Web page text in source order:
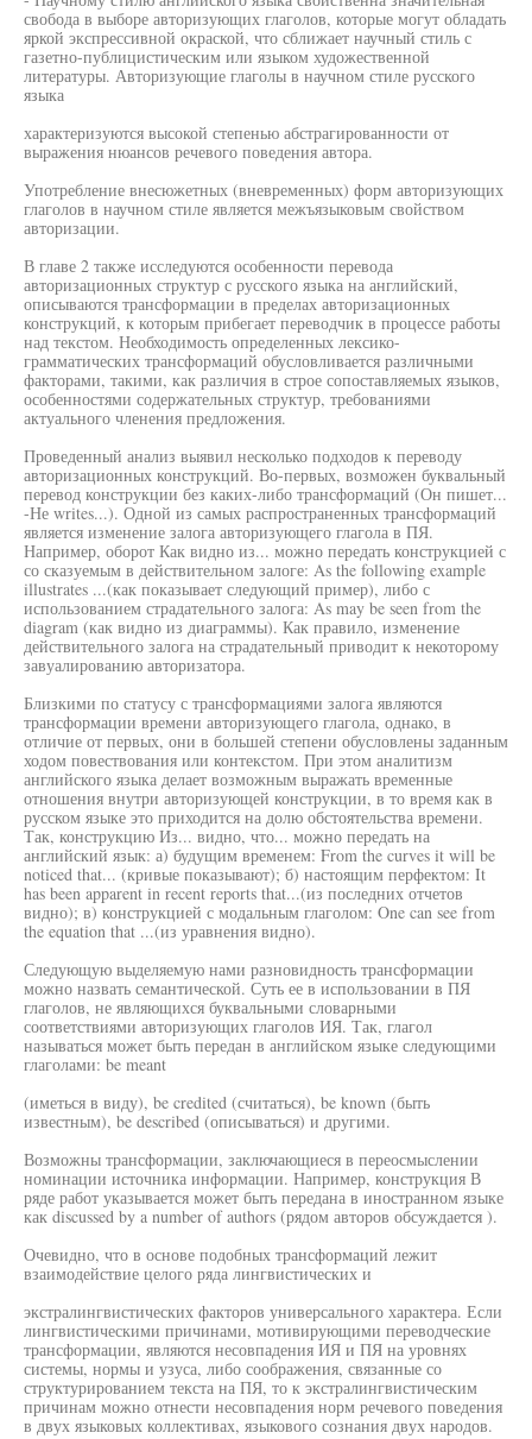
свобода в выборе авторизующих глаголов, которые могут обладать
яркой экспрессивной окраской, что сближает научный стиль с
газетно-публицистическим или языком художественной
литературы. Авторизующие глаголы в научном стиле русского
языка
характеризуются высокой степенью абстрагированности от
выражения нюансов речевого поведения автора.
Употребление внесюжетных (вневременных) форм авторизующих
глаголов в научном стиле является межъязыковым свойством
авторизации.
В главе 2 также исследуются особенности перевода
авторизационных структур с русского языка на английский,
описываются трансформации в пределах авторизационных
конструкций, к которым прибегает переводчик в процессе работы
над текстом. Необходимость определенных лексико-
грамматических трансформаций обусловливается различными
факторами, такими, как различия в строе сопоставляемых языков,
особенностями содержательных структур, требованиями
актуального членения предложения.
Проведенный анализ выявил несколько подходов к переводу
авторизационных конструкций. Во-первых, возможен буквальный
перевод конструкции без каких-либо трансформаций (Он пишет...
-Не writes...). Одной из самых распространенных трансформаций
является изменение залога авторизующего глагола в ПЯ.
Например, оборот Как видно из... можно передать конструкцией с
со сказуемым в действительном залоге: As the following example
illustrates ...(как показывает следующий пример), либо с
использованием страдательного залога: As may be seen from the
diagram (как видно из диаграммы). Как правило, изменение
действительного залога на страдательный приводит к некоторому
завуалированию авторизатора.
Близкими по статусу с трансформациями залога являются
трансформации времени авторизующего глагола, однако, в
отличие от первых, они в большей степени обусловлены заданным
ходом повествования или контекстом. При этом аналитизм
английского языка делает возможным выражать временные
отношения внутри авторизующей конструкции, в то время как в
русском языке это приходится на долю обстоятельства времени.
Так, конструкцию Из... видно, что... можно передать на
английский язык: а) будущим временем: From the curves it will be
noticed that... (кривые показывают); б) настоящим перфектом: It
has been apparent in recent reports that...(из последних отчетов
видно); в) конструкцией с модальным глаголом: One can see from
the equation that ...(из уравнения видно).
Следующую выделяемую нами разновидность трансформации
можно назвать семантической. Суть ее в использовании в ПЯ
глаголов, не являющихся буквальными словарными
соответствиями авторизующих глаголов ИЯ. Так, глагол
называться может быть передан в английском языке следующими
глаголами: be meant
(иметься в виду), be credited (считаться), be known (быть
известным), be described (описываться) и другими.
Возможны трансформации, заключающиеся в переосмыслении
номинации источника информации. Например, конструкция В
ряде работ указывается может быть передана в иностранном языке
как discussed by a number of authors (рядом авторов обсуждается ).
Очевидно, что в основе подобных трансформаций лежит
взаимодействие целого ряда лингвистических и
экстралингвистических факторов универсального характера. Если
лингвистическими причинами, мотивирующими переводческие
трансформации, являются несовпадения ИЯ и ПЯ на уровнях
системы, нормы и узуса, либо соображения, связанные со
структурированием текста на ПЯ, то к экстралингвистическим
причинам можно отнести несовпадения норм речевого поведения
в двух языковых коллективах, языкового сознания двух народов.